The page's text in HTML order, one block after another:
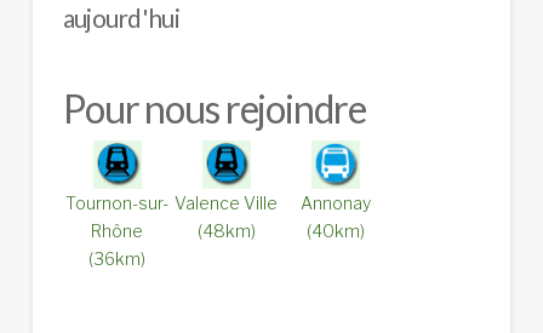
aujourd'hui
Pour nous rejoindre
Tournon-sur-
Rhône
(36km)
Valence Ville
(48km)
Annonay
(40km)